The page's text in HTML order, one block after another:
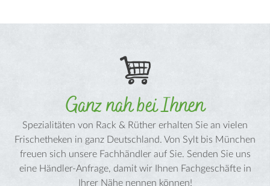
Ganz nah bei Ihnen
Spezialitäten von Rack & Rüther erhalten Sie an vielen
Frischetheken in ganz Deutschland. Von Sylt bis München
freuen sich unsere Fachhändler auf Sie. Senden Sie uns
eine Händler-Anfrage, damit wir Ihnen Fachgeschäfte in
Ihrer Nähe nennen können!